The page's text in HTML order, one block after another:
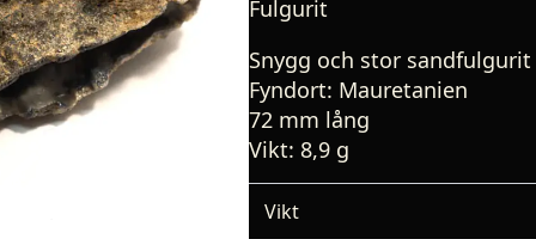
Fulgurit
Snygg och stor sandfulgurit
Fyndort: Mauretanien
72 mm lång
Vikt: 8,9 g
Vikt